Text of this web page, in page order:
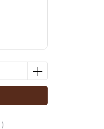
)